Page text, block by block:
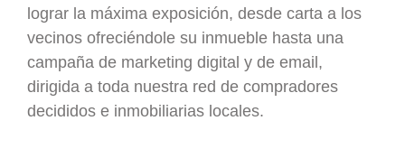
lograr la máxima exposición, desde carta a los
vecinos ofreciéndole su inmueble hasta una
campaña de marketing digital y de email,
dirigida a toda nuestra red de compradores
decididos e inmobiliarias locales.